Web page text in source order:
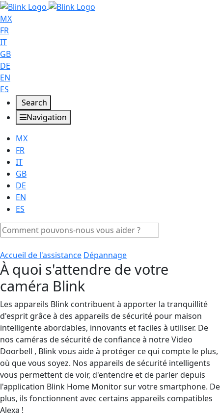
MX
FR
IT
GB
DE
EN
ES
Search
Navigation
MX
FR
IT
GB
DE
EN
ES
Accueil de l'assistance Dépannage
À quoi s'attendre de votre
caméra Blink
Les appareils Blink contribuent à apporter la tranquillité
d'esprit grâce à des appareils de sécurité pour maison
intelligente abordables, innovants et faciles à utiliser. De
nos caméras de sécurité de confiance à notre Video
Doorbell , Blink vous aide à protéger ce qui compte le plus,
où que vous soyez. Nos appareils de sécurité intelligents
vous permettent de voir, d'entendre et de parler depuis
l'application Blink Home Monitor sur votre smartphone. De
plus, ils fonctionnent avec certains appareils compatibles
Alexa !